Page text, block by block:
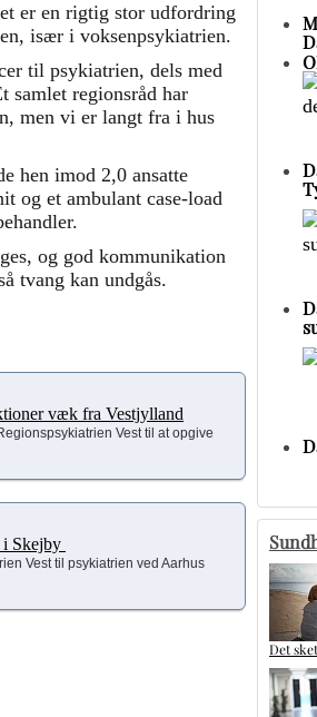
er en rigtig stor udfordring
især i voksenpsykiatrien.
til psykiatrien, dels med
samlet regionsråd har
men vi er langt fra i hus
hen imod 2,0 ansatte
og et ambulant case-load
og god kommunikation
tvang kan undgås.
væk fra Vestjylland
Vest til at opgive
Skejby
Vest til psykiatrien ved Aarhus
Det